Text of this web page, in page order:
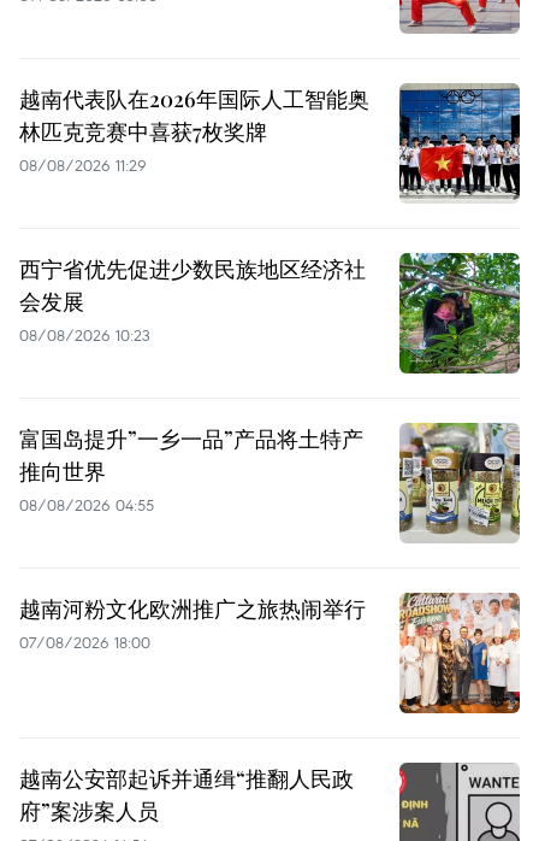
越南代表队在2026年国际人工智能奥
林匹克竞赛中喜获7枚奖牌
08/08/2026 11:29
西宁省优先促进少数民族地区经济社
会发展
08/08/2026 10:23
富国岛提升”一乡一品”产品将土特产
推向世界
08/08/2026 04:55
越南河粉文化欧洲推广之旅热闹举行
07/08/2026 18:00
越南公安部起诉并通缉“推翻人民政
府”案涉案人员